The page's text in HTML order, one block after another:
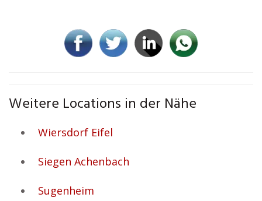
Weitere Locations in der Nähe
Wiersdorf Eifel
Siegen Achenbach
Sugenheim